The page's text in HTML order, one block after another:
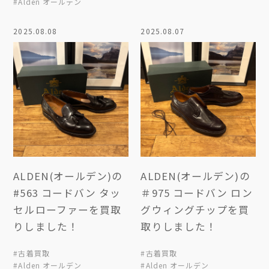
2025.08.08
ALDEN(オールデン)の
#563 コードバン タッ
セルローファーを買取
りしました！
#古着買取
#Alden オールデン
2025.08.07
ALDEN(オールデン)の
＃975 コードバン ロン
グウィングチップを買
取りしました！
#古着買取
#Alden オールデン